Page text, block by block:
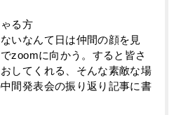
る方
いなんて日は仲間の顔を見
zoomに向かう。すると皆さ
してくれる、そんな素敵な場
間発表会の振り返り記事に書